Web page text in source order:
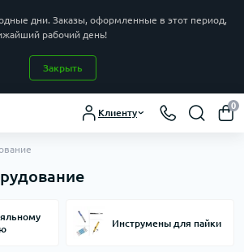
дни. Заказы, оформленные в этот период,
рабочий день!
Закрыть
Клиенту
0
Инструмены для пайки